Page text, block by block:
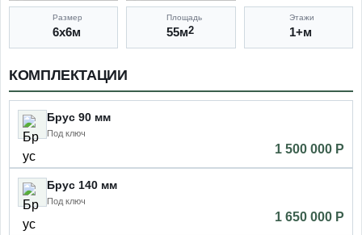
Размер
6х6м
Площадь
55м2
Этажи
1+м
КОМПЛЕКТАЦИИ
Брус 90 мм
Под ключ
1 500 000 P
Брус 140 мм
Под ключ
1 650 000 P